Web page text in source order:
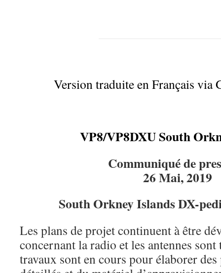
Version traduite en Français via
VP8/VP8DXU South
Communiqué de
26 Mai, 2019
South Orkney Islands DX-
Les plans de projet continuent à être
concernant la radio et les antennes sont
travaux sont en cours pour élaborer